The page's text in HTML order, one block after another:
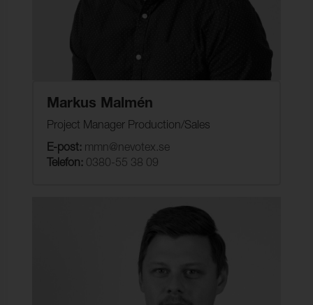
Markus Malmén
Project Manager Production/Sales
E-post: mmn@nevotex.se
Telefon: 0380-55 38 09